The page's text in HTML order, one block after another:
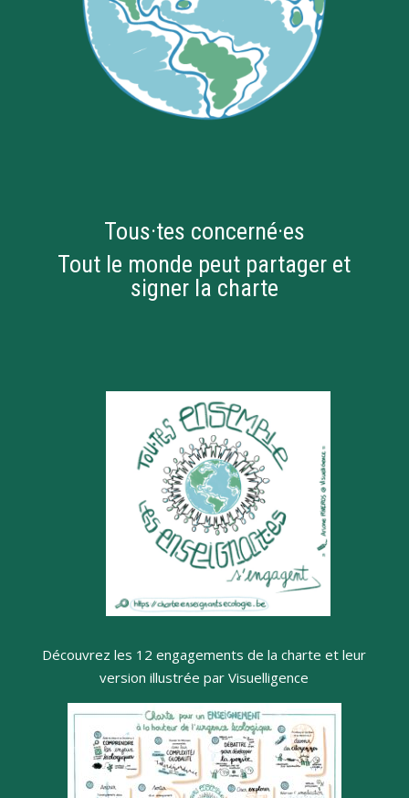
Tous·tes concerné·es
Tout le monde peut partager et
signer la charte
Découvrez les 12 engagements de la charte et leur
version illustrée par Visuelligence